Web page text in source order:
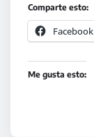
Comparte esto:
Facebook
Me gusta esto: